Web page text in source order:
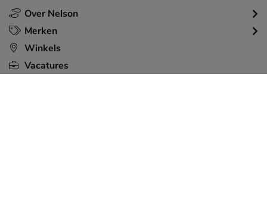
Over Nelson
Merken
Winkels
Vacatures